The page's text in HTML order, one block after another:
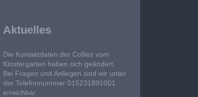
Aktuelles
Die Kontaktdaten der Collies vom
Klostergarten haben sich geändert.
Bei Fragen und Anliegen sind wir unter
der Telefonnummer 015231891001
erreichbar